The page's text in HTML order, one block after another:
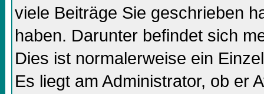
viele Beiträge Sie geschrieben
haben. Darunter befindet sich
Dies ist normalerweise ein
Es liegt am Administrator, ob er